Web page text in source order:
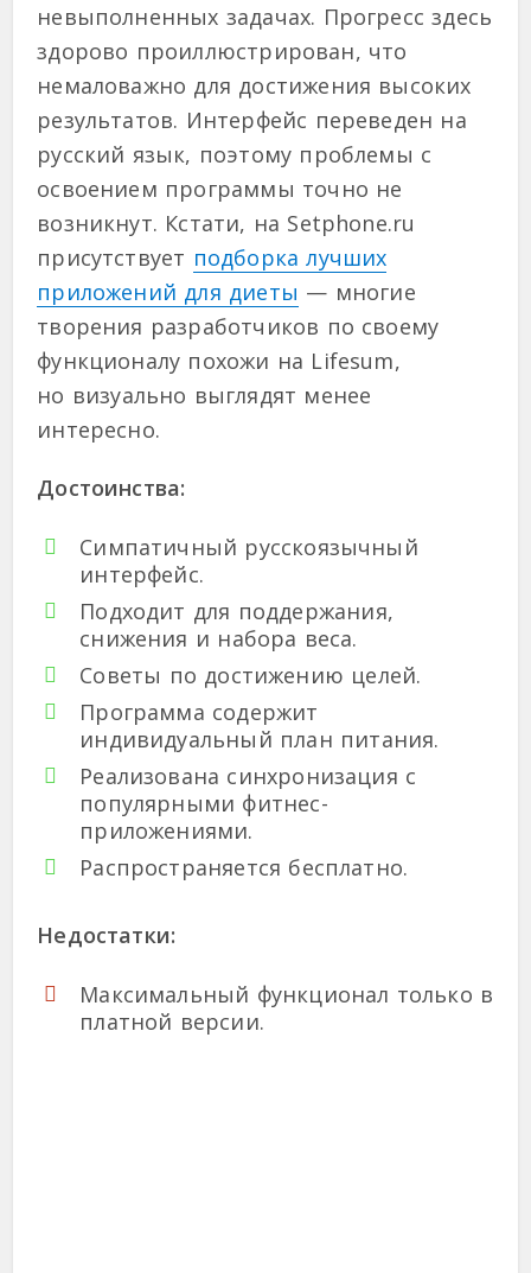
невыполненных задачах. Прогресс здесь
здорово проиллюстрирован, что
немаловажно для достижения высоких
результатов. Интерфейс переведен на
русский язык, поэтому проблемы с
освоением программы точно не
возникнут. Кстати, на Setphone.ru
присутствует подборка лучших
приложений для диеты — многие
творения разработчиков по своему
функционалу похожи на Lifesum,
но визуально выглядят менее
интересно.
Достоинства:
Симпатичный русскоязычный
интерфейс.
Подходит для поддержания,
снижения и набора веса.
Советы по достижению целей.
Программа содержит
индивидуальный план питания.
Реализована синхронизация с
популярными фитнес-
приложениями.
Распространяется бесплатно.
Недостатки:
Максимальный функционал только в
платной версии.